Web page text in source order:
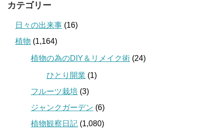
カテゴリー
日々の出来事 (16)
植物 (1,164)
植物の為のDIY＆リメイク術 (24)
ひとり開業 (1)
フルーツ栽培 (3)
ジャンクガーデン (6)
植物観察日記 (1,080)